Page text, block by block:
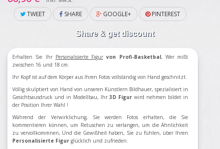
TWEET SHARE GOOGLE+ PINTEREST
Share & get discount
Erhalten Sie Ihr Personalisierte Figur von Profi-Basketbal, Wer mißt
zwischen 16 und 18 cm.
Ihr Kopf ist auf dem Körper aus Ihren Fotos vollständig von Hand geschnitzt.
Völlig skulptiert von Hand von unseren Künstlern Bildhauer, spezialisiert in
Gesichtsausdruck und in Modellbau, Ihr 3D Figur wird nehmen bildet in
der Position Ihrer Wahl !
Während der Verwirklichung, Sie werden Fotos erhalten, die Sie
kommentieren können, um Retuschen zu verlangen, um die Ähnlichkeit
zu vervollkommnen, Und die Gewißheit haben, Sie zu fühlen, über Ihren
Personalisierte Figur glücklich und zufrieden.